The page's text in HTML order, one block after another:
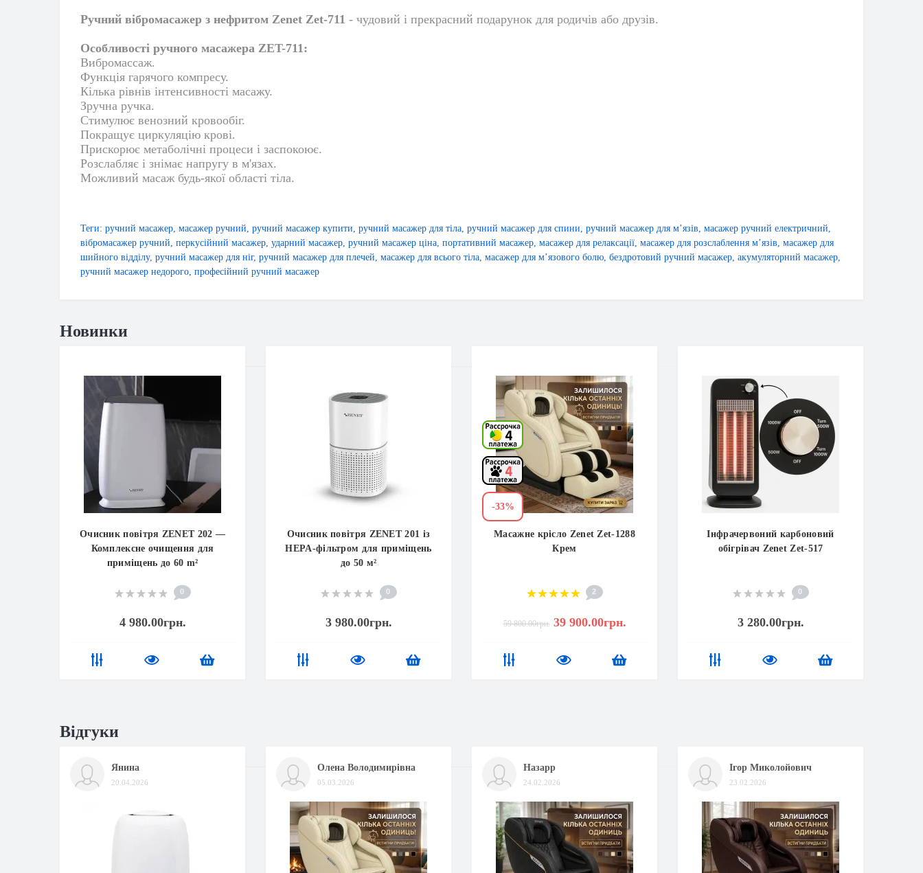
Ручний вібромасажер з нефритом Zenet Zet-711 - чудовий і прекрасний подарунок для родичів або друзів.
Особливості ручного масажера ZET-711:
Вибромассаж.
Функція гарячого компресу.
Кілька рівнів інтенсивності масажу.
Зручна ручка.
Стимулює венозний кровообіг.
Покращує циркуляцію крові.
Прискорює метаболічні процеси і заспокоює.
Розслабляє і знімає напругу в м'язах.
Можливий масаж будь-якої області тіла.
Теги: ручний масажер, масажер ручний, ручний масажер купити, ручний масажер для тіла, ручний масажер для спини, ручний масажер для м’язів, масажер ручний електричний,
вібромасажер ручний, перкусійний масажер, ударний масажер, ручний масажер ціна, портативний масажер, масажер для релаксації, масажер для розслаблення м’язів, масажер для
шийного відділу, ручний масажер для ніг, ручний масажер для плечей, масажер для всього тіла, масажер для м’язового болю, бездротовий ручний масажер, акумуляторний масажер,
ручний масажер недорого, професійний ручний масажер
Новинки
Очисник повітря ZENET 202 —
Комплексне очищення для
приміщень до 60 m²
0
4 980.00грн.
Очисник повітря ZENET 201 із
HEPA-фільтром для приміщень
до 50 м²
0
3 980.00грн.
-33%
Масажне крісло Zenet Zet-1288
Крем
2
59 800.00грн. 39 900.00грн.
Інфрачервоний карбоновий
обігрівач Zenet Zet-517
0
3 280.00грн.
Відгуки
Янина
20.04.2026
Олена Володимирівна
05.03.2026
Назарр
24.02.2026
Ігор Миколойович
23.02.2026